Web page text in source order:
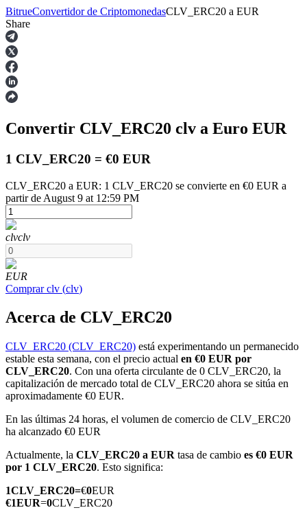
Futuros
Futuros del USDT
Futuros COIN-M
Futuros de criptomonedas
Derivados de acciones, divisas, metales preciosos y materias
BitrueConvertidor de CriptomonedasCLV_ERC20 a EUR
Share
Convertir CLV_ERC20 clv a Euro EUR
1 CLV_ERC20 = €0 EUR
CLV_ERC20 a EUR: 1 CLV_ERC20 se convierte en €0 EUR a
partir de August 9 at 12:59 PM
clvclv
EUR
Comprar clv (clv)
Acerca de CLV_ERC20
CLV_ERC20 (CLV_ERC20) está experimentando un permanecido
estable esta semana, con el precio actual en €0 EUR por
CLV_ERC20. Con una oferta circulante de 0 CLV_ERC20, la
capitalización de mercado total de CLV_ERC20 ahora se sitúa en
aproximadamente €0 EUR.
En las últimas 24 horas, el volumen de comercio de CLV_ERC20
ha alcanzado €0 EUR
Actualmente, la CLV_ERC20 a EUR tasa de cambio es €0 EUR
por 1 CLV_ERC20. Esto significa:
1CLV_ERC20=€0EUR
€1EUR=0CLV_ERC20